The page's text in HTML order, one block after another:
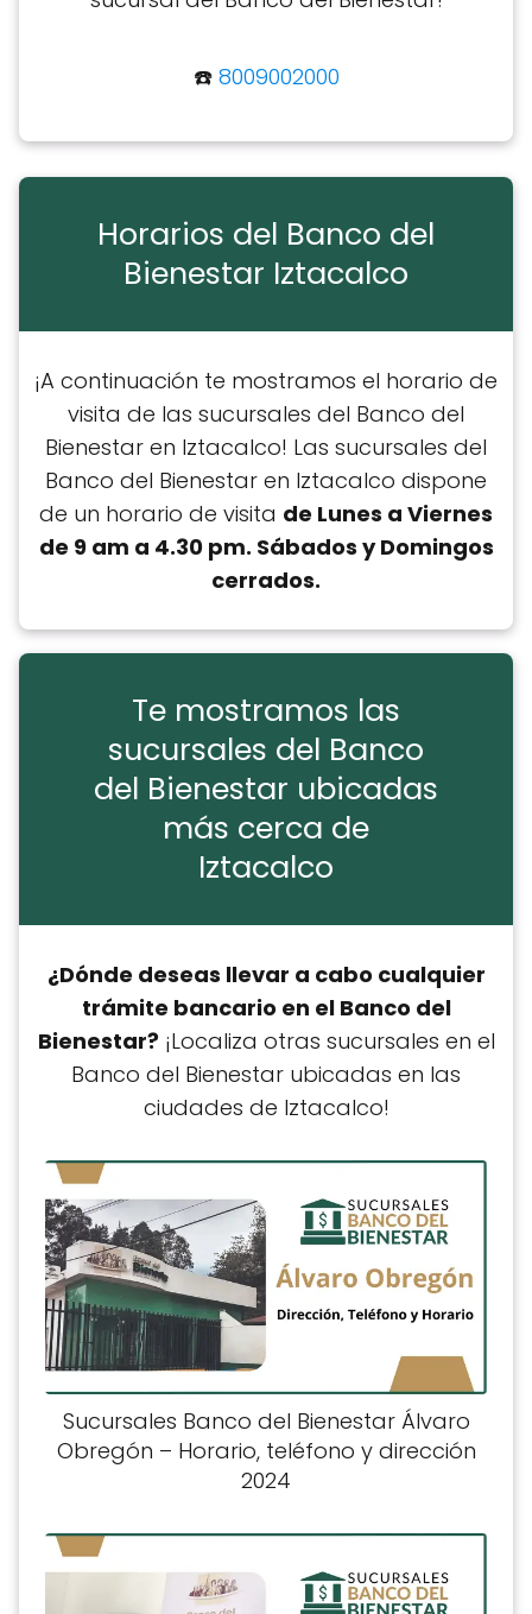
☎️ 8009002000
Horarios del Banco del
Bienestar Iztacalco
¡A continuación te mostramos el horario de
visita de las sucursales del Banco del
Bienestar en Iztacalco! Las sucursales del
Banco del Bienestar en Iztacalco dispone
de un horario de visita de Lunes a Viernes
de 9 am a 4.30 pm. Sábados y Domingos
cerrados.
Te mostramos las
sucursales del Banco
del Bienestar ubicadas
más cerca de
Iztacalco
¿Dónde deseas llevar a cabo cualquier
trámite bancario en el Banco del
Bienestar? ¡Localiza otras sucursales en el
Banco del Bienestar ubicadas en las
ciudades de Iztacalco!
Sucursales Banco del Bienestar Álvaro
Obregón – Horario, teléfono y dirección
2024